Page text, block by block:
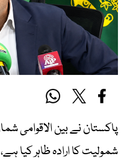
پاکستان نے بین الاقوامی
شمولیت کا ارادہ ظاہر کیا